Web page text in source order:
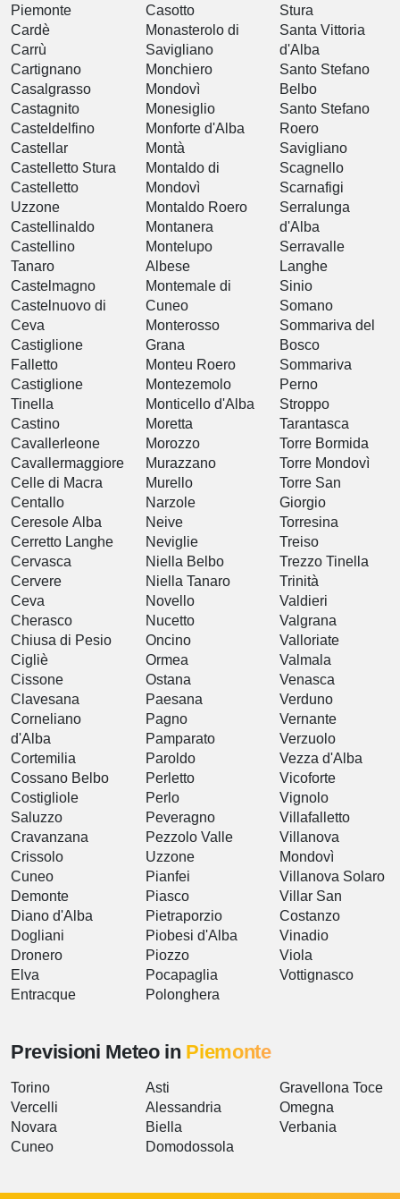
Piemonte
Cardè
Carrù
Cartignano
Casalgrasso
Castagnito
Casteldelfino
Castellar
Castelletto Stura
Castelletto
Uzzone
Castellinaldo
Castellino
Tanaro
Castelmagno
Castelnuovo di
Ceva
Castiglione
Falletto
Castiglione
Tinella
Castino
Cavallerleone
Cavallermaggiore
Celle di Macra
Centallo
Ceresole Alba
Cerretto Langhe
Cervasca
Cervere
Ceva
Cherasco
Chiusa di Pesio
Cigliè
Cissone
Clavesana
Corneliano
d'Alba
Cortemilia
Cossano Belbo
Costigliole
Saluzzo
Cravanzana
Crissolo
Cuneo
Demonte
Diano d'Alba
Dogliani
Dronero
Elva
Entracque
Casotto
Monasterolo di
Savigliano
Monchiero
Mondovì
Monesiglio
Monforte d'Alba
Montà
Montaldo di
Mondovì
Montaldo Roero
Montanera
Montelupo
Albese
Montemale di
Cuneo
Monterosso
Grana
Monteu Roero
Montezemolo
Monticello d'Alba
Moretta
Morozzo
Murazzano
Murello
Narzole
Neive
Neviglie
Niella Belbo
Niella Tanaro
Novello
Nucetto
Oncino
Ormea
Ostana
Paesana
Pagno
Pamparato
Paroldo
Perletto
Perlo
Peveragno
Pezzolo Valle
Uzzone
Pianfei
Piasco
Pietraporzio
Piobesi d'Alba
Piozzo
Pocapaglia
Polonghera
Stura
Santa Vittoria
d'Alba
Santo Stefano
Belbo
Santo Stefano
Roero
Savigliano
Scagnello
Scarnafigi
Serralunga
d'Alba
Serravalle
Langhe
Sinio
Somano
Sommariva del
Bosco
Sommariva
Perno
Stroppo
Tarantasca
Torre Bormida
Torre Mondovì
Torre San
Giorgio
Torresina
Treiso
Trezzo Tinella
Trinità
Valdieri
Valgrana
Valloriate
Valmala
Venasca
Verduno
Vernante
Verzuolo
Vezza d'Alba
Vicoforte
Vignolo
Villafalletto
Villanova
Mondovì
Villanova Solaro
Villar San
Costanzo
Vinadio
Viola
Vottignasco
Previsioni Meteo in Piemonte
Torino
Vercelli
Novara
Cuneo
Asti
Alessandria
Biella
Domodossola
Gravellona Toce
Omegna
Verbania